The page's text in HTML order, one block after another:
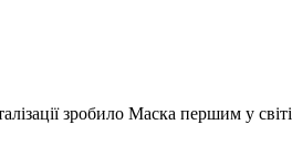
зробило Маска першим у